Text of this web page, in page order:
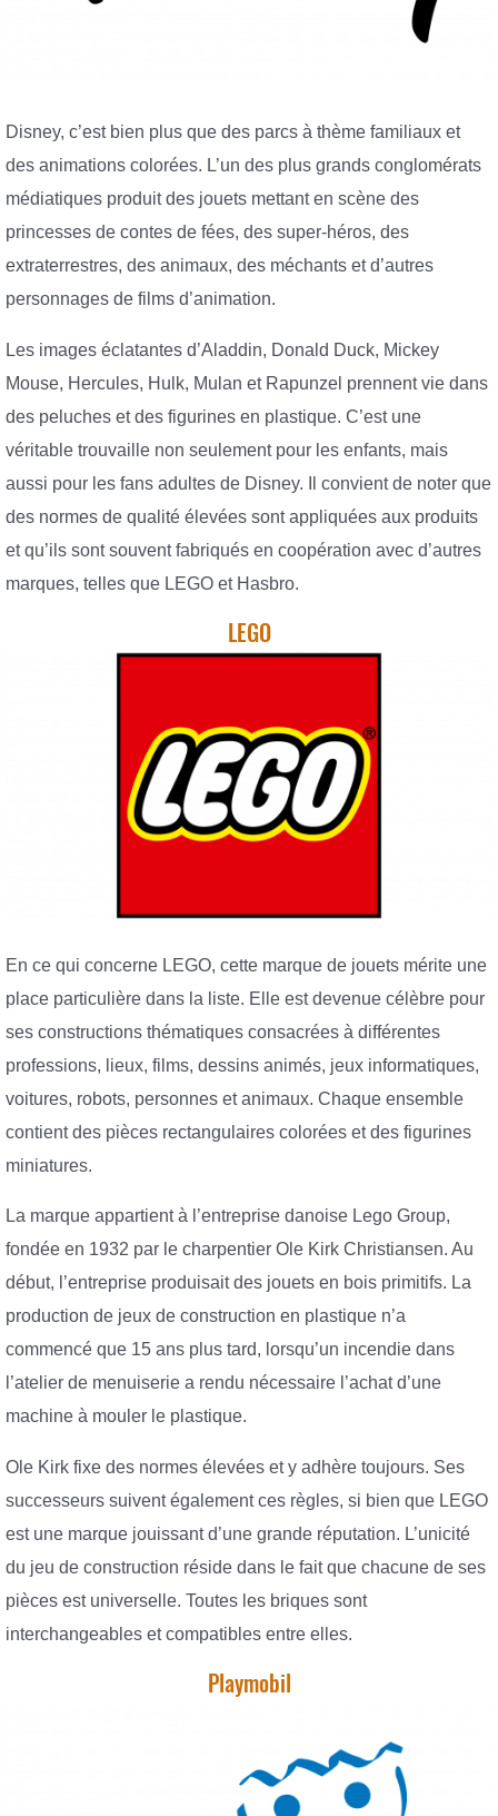
Disney, c’est bien plus que des parcs à thème familiaux et
des animations colorées. L’un des plus grands conglomérats
médiatiques produit des jouets mettant en scène des
princesses de contes de fées, des super-héros, des
extraterrestres, des animaux, des méchants et d’autres
personnages de films d’animation.
Les images éclatantes d’Aladdin, Donald Duck, Mickey
Mouse, Hercules, Hulk, Mulan et Rapunzel prennent vie dans
des peluches et des figurines en plastique. C’est une
véritable trouvaille non seulement pour les enfants, mais
aussi pour les fans adultes de Disney. Il convient de noter que
des normes de qualité élevées sont appliquées aux produits
et qu’ils sont souvent fabriqués en coopération avec d’autres
marques, telles que LEGO et Hasbro.
LEGO
En ce qui concerne LEGO, cette marque de jouets mérite une
place particulière dans la liste. Elle est devenue célèbre pour
ses constructions thématiques consacrées à différentes
professions, lieux, films, dessins animés, jeux informatiques,
voitures, robots, personnes et animaux. Chaque ensemble
contient des pièces rectangulaires colorées et des figurines
miniatures.
La marque appartient à l’entreprise danoise Lego Group,
fondée en 1932 par le charpentier Ole Kirk Christiansen. Au
début, l’entreprise produisait des jouets en bois primitifs. La
production de jeux de construction en plastique n’a
commencé que 15 ans plus tard, lorsqu’un incendie dans
l’atelier de menuiserie a rendu nécessaire l’achat d’une
machine à mouler le plastique.
Ole Kirk fixe des normes élevées et y adhère toujours. Ses
successeurs suivent également ces règles, si bien que LEGO
est une marque jouissant d’une grande réputation. L’unicité
du jeu de construction réside dans le fait que chacune de ses
pièces est universelle. Toutes les briques sont
interchangeables et compatibles entre elles.
Playmobil